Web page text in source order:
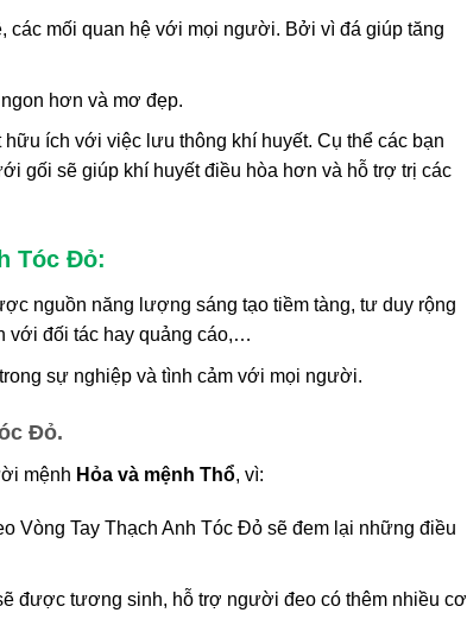
các mối quan hệ với mọi người. Bởi vì đá giúp tăng
hơn và mơ đẹp.
ích với việc lưu thông khí huyết. Cụ thể các bạn
gối sẽ giúp khí huyết điều hòa hơn và hỗ trợ trị các
Tóc Đỏ:
nguồn năng lượng sáng tạo tiềm tàng, tư duy rộng
với đối tác hay quảng cáo,…
sự nghiệp và tình cảm với mọi người.
Đỏ.
mệnh Hỏa và mệnh Thổ, vì:
Vòng Tay Thạch Anh Tóc Đỏ sẽ đem lại những điều
được tương sinh, hỗ trợ người đeo có thêm nhiều cơ